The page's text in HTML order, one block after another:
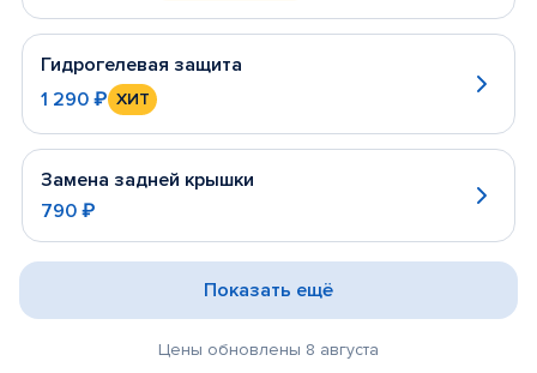
Гидрогелевая защита
1 290 ₽ ХИТ
Замена задней крышки
790 ₽
Цены обновлены 8 августа
Показать ещё